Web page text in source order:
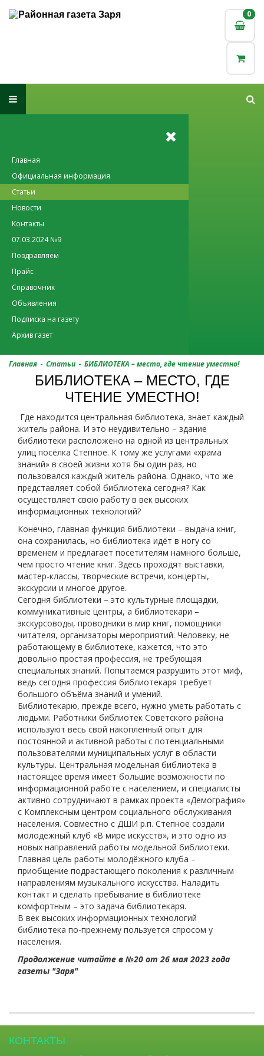
0
0
Главная
Официальная информация
Статьи
Новости
Контакты
07.03.2024 №9
Поздравляем
Прайс
Справочник
Объявления
Подписка на газету
Архив газет
Главная - Статьи - БИБЛИОТЕКА – место, где чтение уместно!
БИБЛИОТЕКА – МЕСТО, ГДЕ
ЧТЕНИЕ УМЕСТНО!
Где находится центральная библиотека, знает каждый
житель района. И это неудивительно – здание
библиотеки расположено на одной из центральных
улиц посёлка Степное. К тому же услугами «храма
знаний» в своей жизни хотя бы один раз, но
пользовался каждый житель района. Однако, что же
представляет собой библиотека сегодня? Как
осуществляет свою работу в век высоких
информационных технологий?
Конечно, главная функция библиотеки – выдача книг,
она сохранилась, но библиотека идёт в ногу со
временем и предлагает посетителям намного больше,
чем просто чтение книг. Здесь проходят выставки,
мастер-классы, творческие встречи, концерты,
экскурсии и многое другое.
Сегодня библиотеки – это культурные площадки,
коммуникативные центры, а библиотекари –
экскурсоводы, проводники в мир книг, помощники
читателя, организаторы мероприятий. Человеку, не
работающему в библиотеке, кажется, что это
довольно простая профессия, не требующая
специальных знаний. Попытаемся разрушить этот миф,
ведь сегодня профессия библиотекаря требует
большого объёма знаний и умений.
Библиотекарю, прежде всего, нужно уметь работать с
людьми. Работники библиотек Советского района
используют весь свой накопленный опыт для
постоянной и активной работы с потенциальными
пользователями муниципальных услуг в области
культуры. Центральная модельная библиотека в
настоящее время имеет большие возможности по
информационной работе с населением, и специалисты
активно сотрудничают в рамках проекта «Демография»
с Комплексным центром социального обслуживания
населения. Совместно с ДШИ р.п. Степное создали
молодёжный клуб «В мире искусств», и это одно из
новых направлений работы модельной библиотеки.
Главная цель работы молодёжного клуба –
приобщение подрастающего поколения к различным
направлениям музыкального искусства. Наладить
контакт и сделать пребывание в библиотеке
комфортным – это задача библиотекаря.
В век высоких информационных технологий
библиотека по-прежнему пользуется спросом у
населения.
Продолжение читайте в №20 от 26 мая 2023 года
газеты "Заря"
КОНТАКТЫ